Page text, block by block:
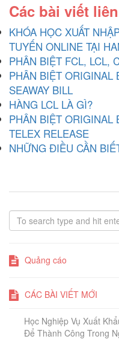
Các bài viết
KHÓA HỌC XUẤT
TUYẾN ONLINE TẠI
PHÂN BIỆT FCL, LCL,
PHÂN BIỆT ORIGINAL
SEAWAY BILL
HÀNG LCL LÀ GÌ?
PHÂN BIỆT ORIGINAL
TELEX RELEASE
NHỮNG ĐIỀU CẦN
Quảng cáo
CÁC BÀI VIẾT MỚI
Học Nghiệp Vụ Xuất
Để Thành Công Trong